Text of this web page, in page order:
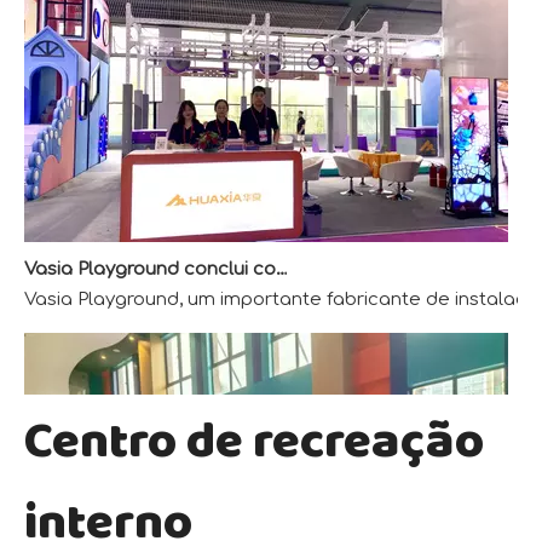
Vasia Playground, um importante fabricante de
Centro de recreação
interno